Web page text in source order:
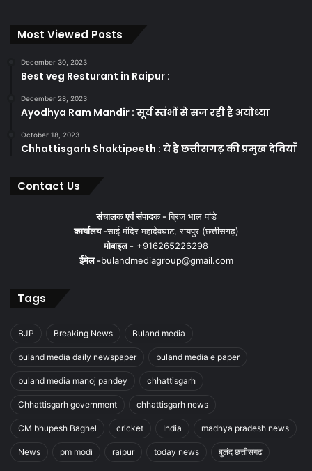
Most Viewed Posts
December 30, 2023
Best veg Resturant in Raipur :
December 28, 2023
Ayodhya Ram Mandir : सूर्य स्तंभों से सज रही है अयोध्या
October 18, 2023
Chhattisgarh Shaktipeeth : ये है छत्तीसगढ़ की प्रमुख देवियाँ
Contact Us
संचालक एवं संपादक -ब्रिज भाल पांडे
कार्यालय -साई मंदिर महादेवघाट, रायपुर (छत्तीसगढ़)
मोबाइल - +916265226298
ईमेल -bulandmediagroup@gmail.com
Tags
BJP Breaking News Buland media
buland media daily newspaper buland media e paper
buland media manoj pandey chhattisgarh
Chhattisgarh government chhattisgarh news
CM bhupesh Baghel cricket India madhya pradesh news
News pm modi raipur today news बुलंद छत्तीसगढ़